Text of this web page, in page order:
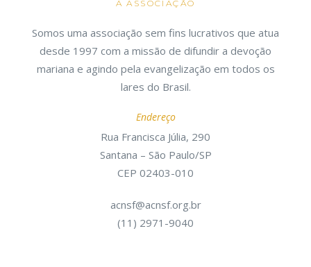
A ASSOCIAÇÃO
Somos uma associação sem fins lucrativos que atua
desde 1997 com a missão de difundir a devoção
mariana e agindo pela evangelização em todos os
lares do Brasil.
Endereço
Rua Francisca Júlia, 290
Santana – São Paulo/SP
CEP 02403-010
acnsf@acnsf.org.br
(11) 2971-9040